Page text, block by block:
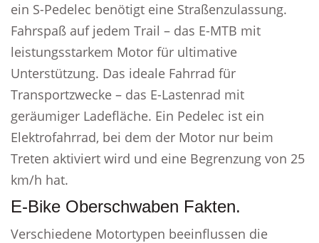
ein S-Pedelec benötigt eine Straßenzulassung.
Fahrspaß auf jedem Trail – das E-MTB mit
leistungsstarkem Motor für ultimative
Unterstützung. Das ideale Fahrrad für
Transportzwecke – das E-Lastenrad mit
geräumiger Ladefläche. Ein Pedelec ist ein
Elektrofahrrad, bei dem der Motor nur beim
Treten aktiviert wird und eine Begrenzung von 25
km/h hat.
E-Bike Oberschwaben Fakten.
Verschiedene Motortypen beeinflussen die